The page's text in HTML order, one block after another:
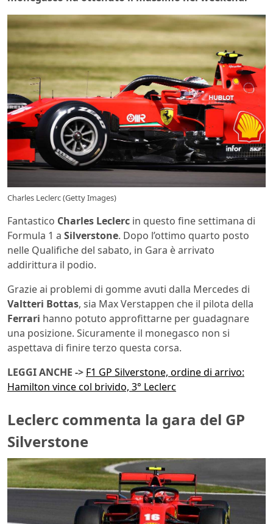
Charles Leclerc (Getty Images)
Fantastico Charles Leclerc in questo fine settimana di
Formula 1 a Silverstone. Dopo l’ottimo quarto posto
nelle Qualifiche del sabato, in Gara è arrivato
addirittura il podio.
Grazie ai problemi di gomme avuti dalla Mercedes di
Valtteri Bottas, sia Max Verstappen che il pilota della
Ferrari hanno potuto approfittarne per guadagnare
una posizione. Sicuramente il monegasco non si
aspettava di finire terzo questa corsa.
LEGGI ANCHE -> F1 GP Silverstone, ordine di arrivo:
Hamilton vince col brivido, 3° Leclerc
Leclerc commenta la gara del GP
Silverstone